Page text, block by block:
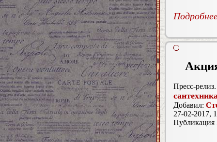
Пресс-релиз.
Добавил:
27-02-2017,